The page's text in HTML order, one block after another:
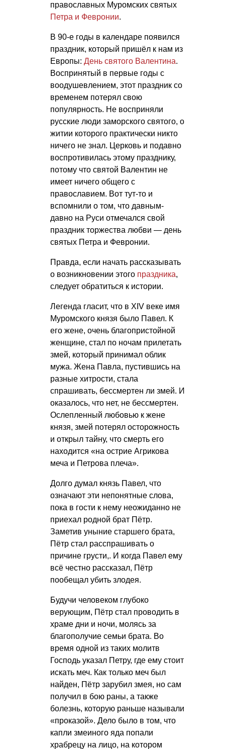
православных Муромских святых
Петра и Февронии.
В 90-е годы в календаре появился
праздник, который пришёл к нам из
Европы: День святого Валентина.
Воспринятый в первые годы с
воодушевлением, этот праздник со
временем потерял свою
популярность. Не восприняли
русские люди заморского святого, о
житии которого практически никто
ничего не знал. Церковь и подавно
воспротивилась этому празднику,
потому что святой Валентин не
имеет ничего общего с
православием. Вот тут-то и
вспомнили о том, что давным-
давно на Руси отмечался свой
праздник торжества любви — день
святых Петра и Февронии.
Правда, если начать рассказывать
о возникновении этого праздника,
следует обратиться к истории.
Легенда гласит, что в XIV веке имя
Муромского князя было Павел. К
его жене, очень благопристойной
женщине, стал по ночам прилетать
змей, который принимал облик
мужа. Жена Павла, пустившись на
разные хитрости, стала
спрашивать, бессмертен ли змей. И
оказалось, что нет, не бессмертен.
Ослепленный любовью к жене
князя, змей потерял осторожность
и открыл тайну, что смерть его
находится «на острие Агрикова
меча и Петрова плеча».
Долго думал князь Павел, что
означают эти непонятные слова,
пока в гости к нему неожиданно не
приехал родной брат Пётр.
Заметив уныние старшего брата,
Пётр стал расспрашивать о
причине грусти,. И когда Павел ему
всё честно рассказал, Пётр
пообещал убить злодея.
Будучи человеком глубоко
верующим, Пётр стал проводить в
храме дни и ночи, молясь за
благополучие семьи брата. Во
время одной из таких молитв
Господь указал Петру, где ему стоит
искать меч. Как только меч был
найден, Пётр зарубил змея, но сам
получил в бою раны, а также
болезнь, которую раньше называли
«проказой». Дело было в том, что
капли змеиного яда попали
храбрецу на лицо, на котором